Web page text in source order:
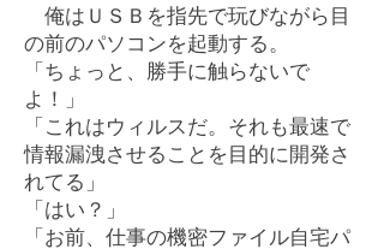
俺はＵＳＢを指先で玩びながら目
の前のパソコンを起動する。
「ちょっと、勝手に触らないで
よ！」
「これはウィルスだ。それも最速で
情報漏洩させることを目的に開発さ
れてる」
「はい？」
「お前、仕事の機密ファイル自宅パ